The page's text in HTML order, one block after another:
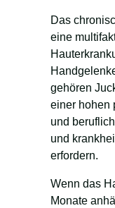
Das
eine
gehören
einer hohen
und
und
erfordern.
Wenn das
Monate